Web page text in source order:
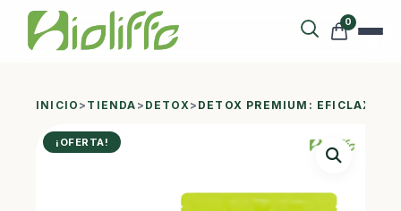
0
INICIO > TIENDA > DETOX> DETOX PREMIUM: EFICLAX +
¡OFERTA!